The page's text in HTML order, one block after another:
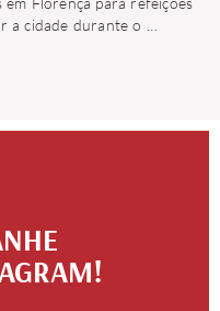
a cidade durante o